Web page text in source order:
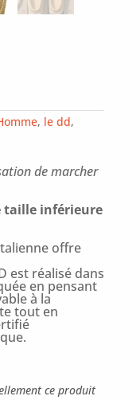
, le dd,
de marcher
taille inférieure
offre
est réalisé dans
en pensant
à la
tout en
ce produit